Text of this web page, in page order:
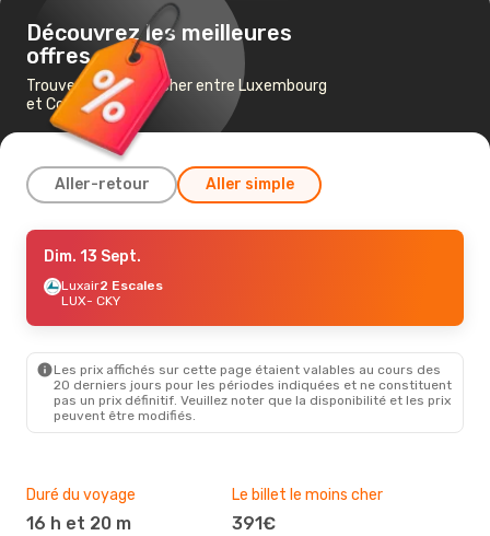
Découvrez les meilleures
offres
Trouvez un vol pas cher entre Luxembourg
et Conakry
Aller-retour Aller simple
Jeu. 24 Sept.
Air France1 Escale
LUX- CKY
CKY- LUX
Dim. 13 Sept.
Luxair2 Escales
LUX- CKY
Les prix affichés sur cette page étaient valables au cours des
20 derniers jours pour les périodes indiquées et ne constituent
pas un prix définitif. Veuillez noter que la disponibilité et les prix
peuvent être modifiés.
Duré du voyage
16 h et 20 m
Le billet le moins cher
391€